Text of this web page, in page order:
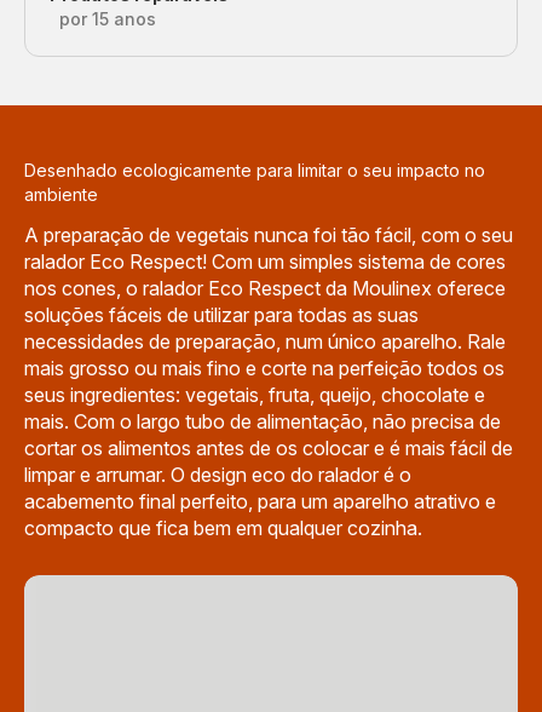
por 15 anos
Desenhado ecologicamente para limitar o seu impacto no
ambiente
A preparação de vegetais nunca foi tão fácil, com o seu
ralador Eco Respect! Com um simples sistema de cores
nos cones, o ralador Eco Respect da Moulinex oferece
soluções fáceis de utilizar para todas as suas
necessidades de preparação, num único aparelho. Rale
mais grosso ou mais fino e corte na perfeição todos os
seus ingredientes: vegetais, fruta, queijo, chocolate e
mais. Com o largo tubo de alimentação, não precisa de
cortar os alimentos antes de os colocar e é mais fácil de
limpar e arrumar. O design eco do ralador é o
acabemento final perfeito, para um aparelho atrativo e
compacto que fica bem em qualquer cozinha.